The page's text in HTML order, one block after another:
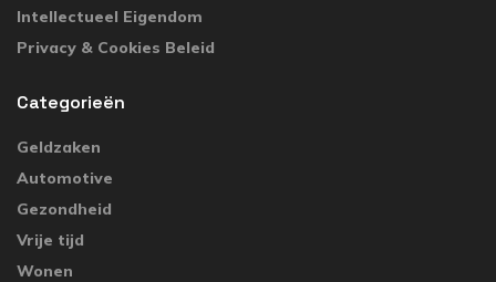
Intellectueel Eigendom
Privacy & Cookies Beleid
Categorieën
Geldzaken
Automotive
Gezondheid
Vrije tijd
Wonen